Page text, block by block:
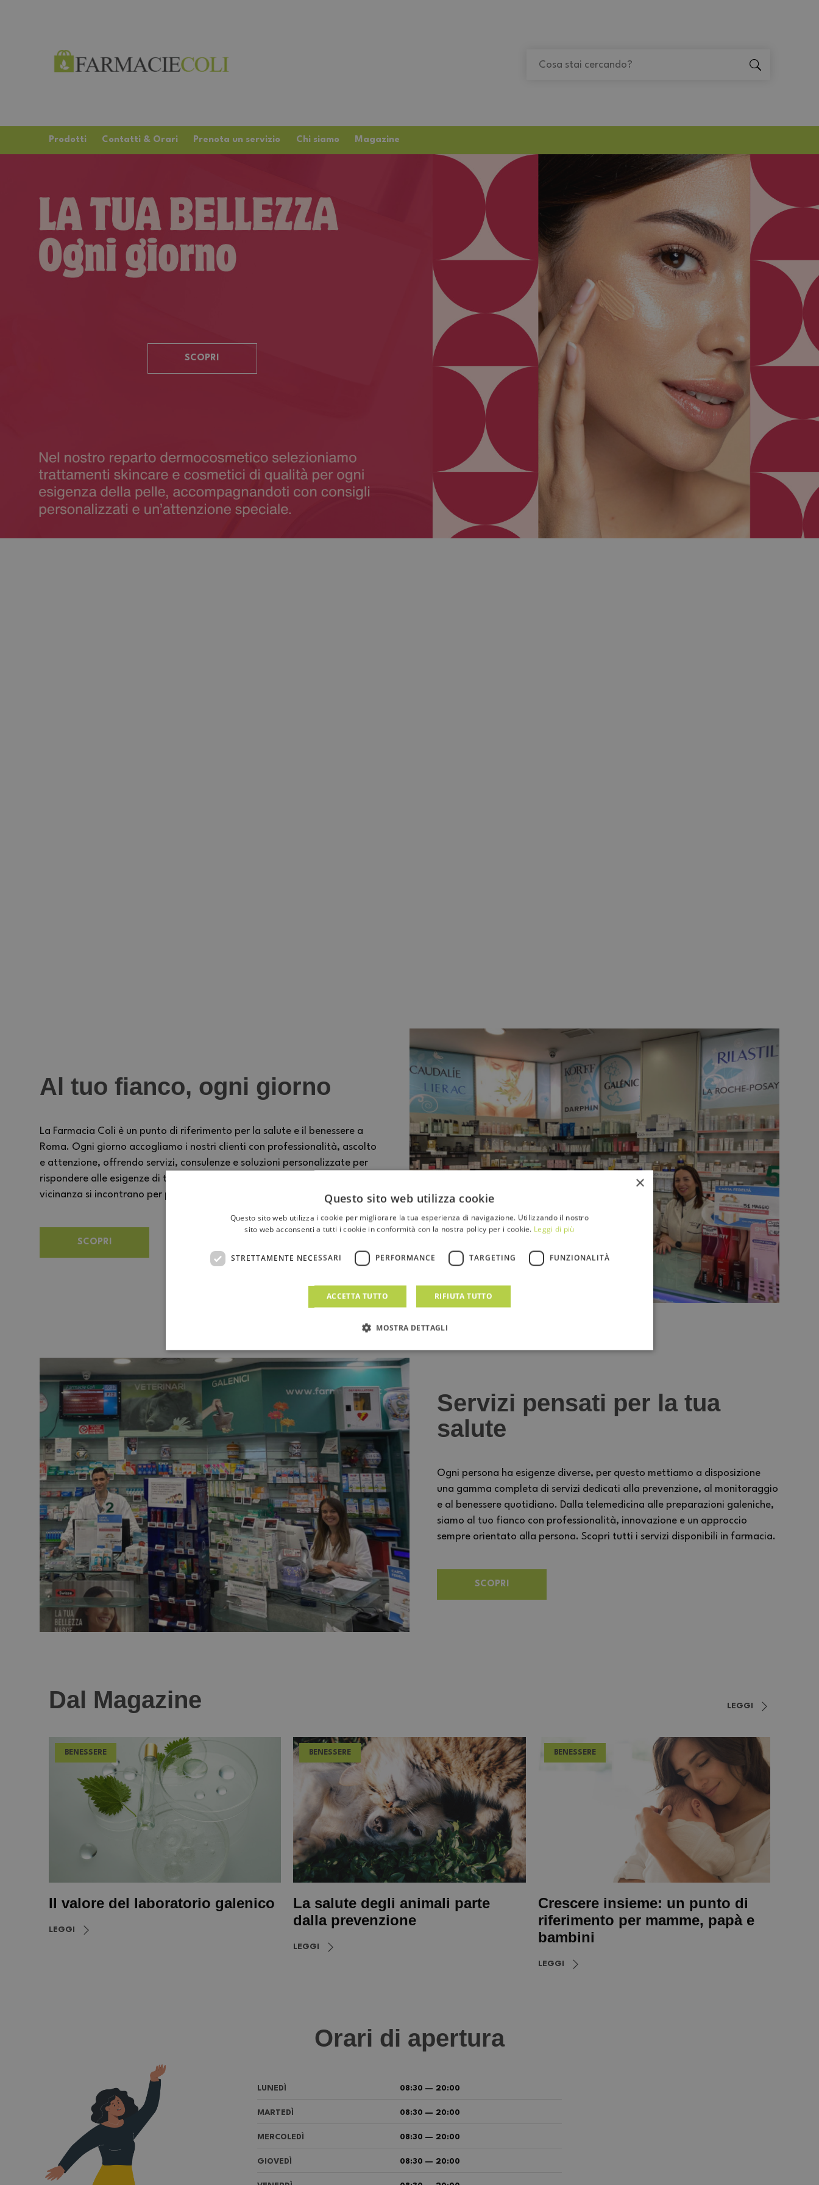
"Cerca
Prodotti Contatti & Orari Prenota un servizio Chi siamo Magazine
SCOPRI
Al tuo fianco, ogni giorno
La Farmacia Coli è un punto di riferimento per la salute e il benessere a
Roma. Ogni giorno accogliamo i nostri clienti con professionalità, ascolto
e attenzione, offrendo servizi, consulenze e soluzioni personalizzate per
rispondere alle esigenze di tutta la famiglia. Un luogo dove competenza e
vicinanza si incontrano per prendersi cura delle persone.
SCOPRI
Servizi pensati per la tua
salute
Ogni persona ha esigenze diverse, per questo mettiamo a disposizione
una gamma completa di servizi dedicati alla prevenzione, al monitoraggio
e al benessere quotidiano. Dalla telemedicina alle preparazioni galeniche,
siamo al tuo fianco con professionalità, innovazione e un approccio
sempre orientato alla persona. Scopri tutti i servizi disponibili in farmacia.
SCOPRI
Dal Magazine LEGGI
BENESSERE
Il valore del laboratorio galenico
LEGGI
BENESSERE
La salute degli animali parte
dalla prevenzione
LEGGI
BENESSERE
Crescere insieme: un punto di
riferimento per mamme, papà e
bambini
LEGGI
Orari di apertura
LUNEDÌ 08:30 — 20:00
MARTEDÌ 08:30 — 20:00
MERCOLEDÌ 08:30 — 20:00
GIOVEDÌ 08:30 — 20:00
×
Questo sito web utilizza cookie
Questo sito web utilizza i cookie per migliorare la tua esperienza di navigazione. Utilizzando il nostro
sito web acconsenti a tutti i cookie in conformità con la nostra policy per i cookie. Leggi di più
STRETTAMENTE NECESSARI PERFORMANCE TARGETING FUNZIONALITÀ
ACCETTA TUTTO RIFIUTA TUTTO
MOSTRA DETTAGLI